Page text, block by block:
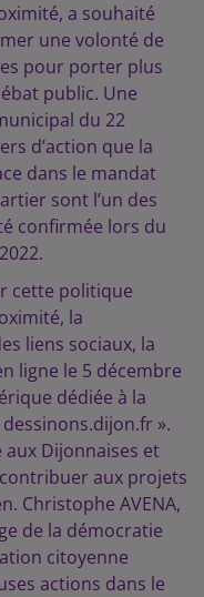
a souhaité
une volonté de
pour porter plus
public. Une
du 22
d’action que la
dans le mandat
sont l’un des
confirmée lors du
cette politique
la
liens sociaux, la
ligne le 5 décembre
dédiée à la
».
Dijonnaises et
aux projets
Christophe AVENA,
de la démocratie
citoyenne
actions dans le